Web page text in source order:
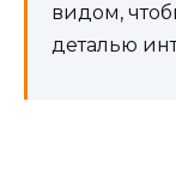
видом,
деталью